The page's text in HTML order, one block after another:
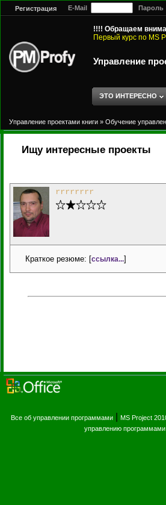
Регистрация E-Mail Пароль
!!!! Обращаем
Первый курс по MS
Управление
ЭТО ИНТЕРЕСНО
Управление проектами книги » Обучение
Ищу интересные проекты
rrrrrrrr
Краткое резюме: [ссылка...]
Все об управлении программами MS Project
управлению программами